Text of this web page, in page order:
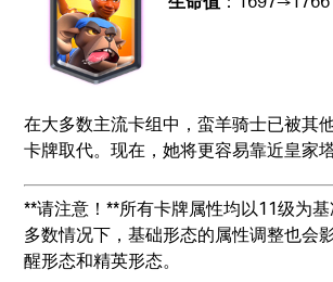
在大多数主流卡组中，蛮羊骑士已被其
卡牌取代。现在，她将更容易靠近皇家塔
**请注意！**所有卡牌属性均以11级为
多数情况下，基础形态的属性调整也会
醒形态和精英形态。